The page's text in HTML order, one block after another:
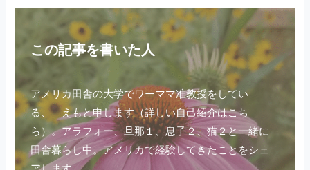
この記事を書いた人
アメリカ田舎の大学でワーママ准教授をしてい
る、 えもと申します（詳しい自己紹介はこち
ら ）。アラフォー、旦那１、息子２、猫２と一緒に
田舎暮らし中。アメリカで経験してきたことをシェ